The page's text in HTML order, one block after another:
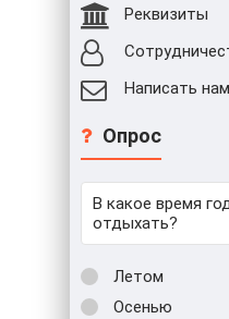
Реквизиты
Написать нам
Опрос
В какое время
отдыхать?
Летом
Осенью